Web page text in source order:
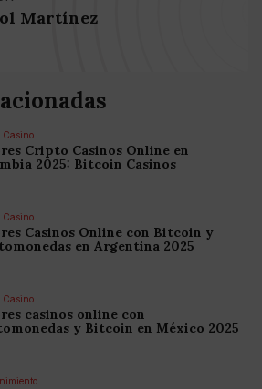
Martínez
Casino
Cripto Casinos Online en
2025: Bitcoin Casinos
Casino
Casinos Online con Bitcoin y
en Argentina 2025
Casino
casinos online con
y Bitcoin en México 2025